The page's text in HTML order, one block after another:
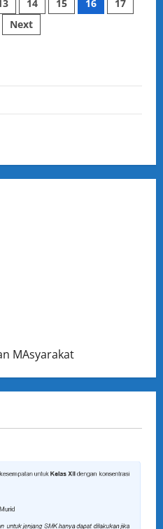
14 15 16
17
Next
MAsyarakat